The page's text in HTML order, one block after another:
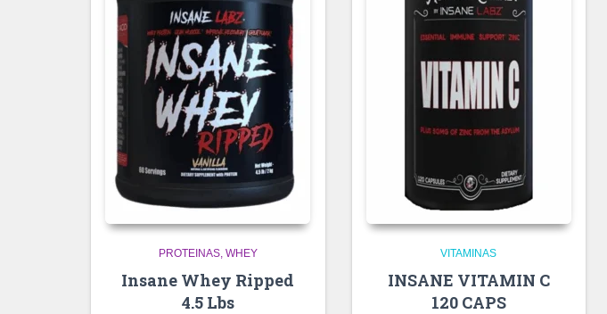
PROTEINAS WHEY
Insane Whey Ripped
4.5 Lbs
VITAMINAS
INSANE VITAMIN C
120 CAPS